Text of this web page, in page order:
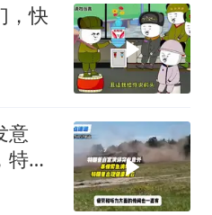
，快
意
朗